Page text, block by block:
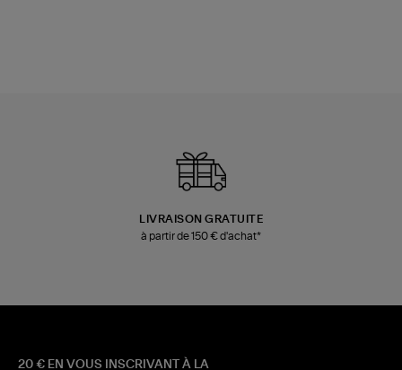
LIVRAISON GRATUITE
à partir de 150 € d'achat*
20 € EN VOUS INSCRIVANT À LA